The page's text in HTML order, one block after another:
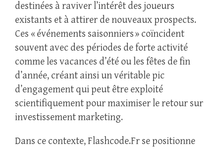
destinées à raviver l’intérêt des joueurs
existants et à attirer de nouveaux prospects.
Ces « événements saisonniers » coïncident
souvent avec des périodes de forte activité
comme les vacances d’été ou les fêtes de fin
d’année, créant ainsi un véritable pic
d’engagement qui peut être exploité
scientifiquement pour maximiser le retour sur
investissement marketing.
Dans ce contexte, Flashcode.Fr se positionne